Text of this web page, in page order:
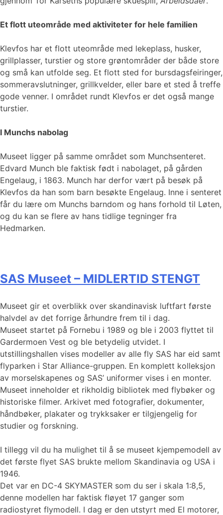
Et flott uteområde med aktiviteter for hele familien
Klevfos har et flott uteområde med lekeplass, husker,
grillplasser, turstier og store grøntområder der både store
og små kan utfolde seg. Et flott sted for bursdagsfeiringer,
sommeravslutninger, grillkvelder, eller bare et sted å treffe
gode venner. I området rundt Klevfos er det også mange
turstier.
I Munchs nabolag
Museet ligger på samme området som Munchsenteret.
Edvard Munch ble faktisk født i nabolaget, på gården
Engelaug, i 1863. Munch har derfor vært på besøk på
Klevfos da han som barn besøkte Engelaug. Inne i senteret
får du lære om Munchs barndom og hans forhold til Løten,
og du kan se flere av hans tidlige tegninger fra
Hedmarken.
SAS Museet – MIDLERTID STENGT
Museet gir et overblikk over skandinavisk luftfart første
halvdel av det forrige århundre frem til i dag.
Museet startet på Fornebu i 1989 og ble i 2003 flyttet til
Gardermoen Vest og ble betydelig utvidet. I
utstillingshallen vises modeller av alle fly SAS har eid samt
flyparken i Star Alliance-gruppen. En komplett kolleksjon
av morselskapenes og SAS’ uniformer vises i en monter.
Museet inneholder et rikholdig bibliotek med flybøker og
historiske filmer. Arkivet med fotografier, dokumenter,
håndbøker, plakater og trykksaker er tilgjengelig for
studier og forskning.
I tillegg vil du ha mulighet til å se museet kjempemodell av
det første flyet SAS brukte mellom Skandinavia og USA i
1946.
Det var en DC-4 SKYMASTER som du ser i skala 1:8,5,
denne modellen har faktisk fløyet 17 ganger som
radiostyret flymodell. I dag er den utstyrt med El motorer,